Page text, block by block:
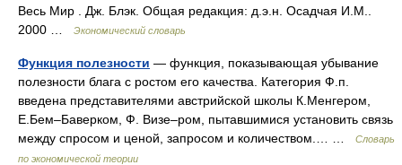
Весь Мир . Дж. Блэк. Общая редакция: д.э.н. Осадчая И.М..
2000 …
Экономический словарь
Функция полезности — функция, показывающая убывание
полезности блага с ростом его качества. Категория Ф.п.
введена представителями австрийской школы К.Менгером,
Е.Бем–Баверком, Ф. Визе–ром, пытавшимися установить связь
между спросом и ценой, запросом и количеством.… …
Словарь
по экономической теории